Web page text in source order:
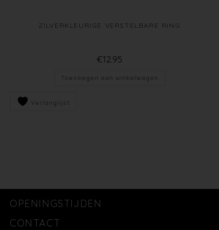
ZILVERKLEURIGE VERSTELBARE RING
€12.95
Toevoegen aan winkelwagen
Verlanglijst
OPENINGSTIJDEN
CONTACT